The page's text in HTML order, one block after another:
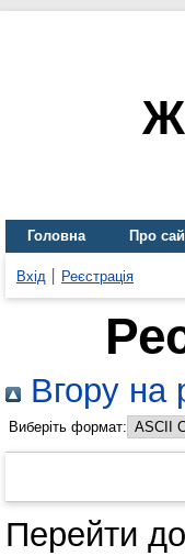
Головна Про
Вхід Реєстрація
Вгору на
Виберіть формат:
Перейти